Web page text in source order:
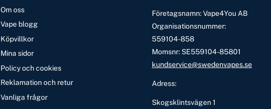
Om oss
Vape blogg
Köpvillkor
Mina sidor
Policy och cookies
Reklamation och retur
Vanliga frågor
Företagsnamn: Vape4You AB
Organisationsnummer:
559104-858
Momsnr: SE559104-85801
kundservice@swedenvapes.se
Adress:
Skogsklintsvägen 1